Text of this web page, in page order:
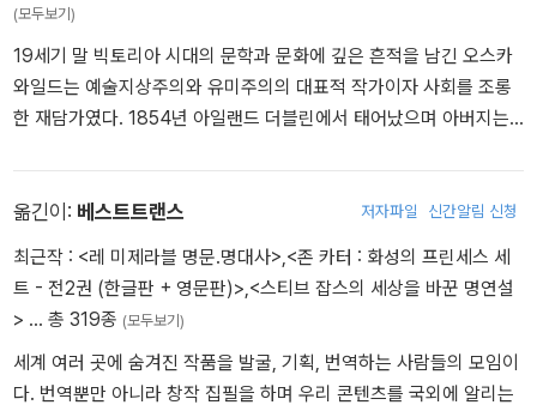
(모두보기)
19세기 말 빅토리아 시대의 문학과 문화에 깊은 흔적을 남긴 오스카
와일드는 예술지상주의와 유미주의의 대표적 작가이자 사회를 조롱
한 재담가였다. 1854년 아일랜드 더블린에서 태어났으며 아버지는
리니티 칼리지에서 고전문학을 공부한 후 옥스퍼드 대학교 모들린 칼
하며 문단에 첫 발을 내디뎠고, 1888년에 동화집 『행복한 왕자와 그
밖의 이야기들』을 발표하며 본격적인 작가 활동을 시작했다. 1890년
발표한 『도리언 그레이의 초상』은 와일드의 유일한 장편소설이자 가
장 논쟁적인 작품이었다. 영원한 젊음과 아름다움을 얻기 위해 자신
의 영혼을 내던지는 도리언의 이야기 속에서 와일드는 도덕과 타락,
옮긴이: 베스트트랜스 저자파일 신간알림 신청
최근작 : <레 미제라블 명문.명대사> <존 카터 : 화성의 프린세스 세
트 - 전2권 (한글판 + 영문판)> <스티브 잡스의 세상을 바꾼 명연설
> … 총 319종 (모두보기)
세계 여러 곳에 숨겨진 작품을 발굴, 기획, 번역하는 사람들의 모임이
다. 번역뿐만 아니라 창작 집필을 하며 우리 콘텐츠를 국외에 알리는